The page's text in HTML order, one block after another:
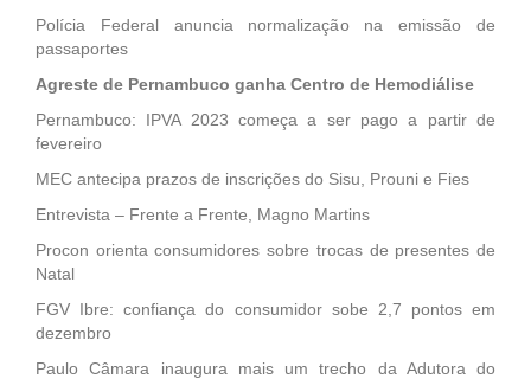
Polícia Federal anuncia normalização na emissão de
passaportes
Agreste de Pernambuco ganha Centro de Hemodiálise
Pernambuco: IPVA 2023 começa a ser pago a partir de
fevereiro
MEC antecipa prazos de inscrições do Sisu, Prouni e Fies
Entrevista – Frente a Frente, Magno Martins
Procon orienta consumidores sobre trocas de presentes de
Natal
FGV Ibre: confiança do consumidor sobe 2,7 pontos em
dezembro
Paulo Câmara inaugura mais um trecho da Adutora do